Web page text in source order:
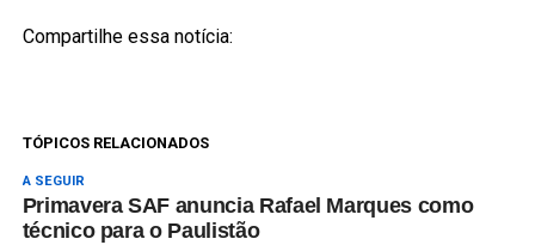
Compartilhe essa notícia:
TÓPICOS RELACIONADOS
A SEGUIR
Primavera SAF anuncia Rafael Marques como
técnico para o Paulistão